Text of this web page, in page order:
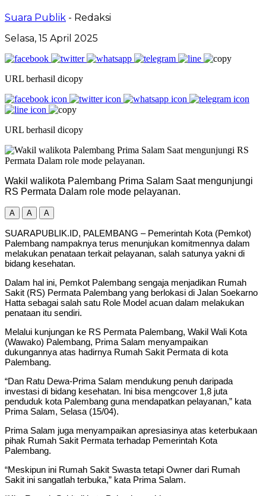
Suara Publik - Redaksi
Selasa, 15 April 2025
URL berhasil dicopy
URL berhasil dicopy
Wakil walikota Palembang Prima Salam Saat mengunjungi
RS Permata Dalam role mode pelayanan.
A A A
SUARAPUBLIK.ID, PALEMBANG – Pemerintah Kota (Pemkot)
Palembang nampaknya terus menunjukan komitmennya dalam
melakukan penataan terkait pelayanan, salah satunya yakni di
bidang kesehatan.
Dalam hal ini, Pemkot Palembang sengaja menjadikan Rumah
Sakit (RS) Permata Palembang yang berlokasi di Jalan Soekarno
Hatta sebagai salah satu Role Model acuan dalam melakukan
penataan itu sendiri.
Melalui kunjungan ke RS Permata Palembang, Wakil Wali Kota
(Wawako) Palembang, Prima Salam menyampaikan
dukungannya atas hadirnya Rumah Sakit Permata di kota
Palembang.
“Dan Ratu Dewa-Prima Salam mendukung penuh daripada
investasi di bidang kesehatan. Ini bisa mengcover 1,8 juta
penduduk kota Palembang guna mendapatkan pelayanan,” kata
Prima Salam, Selasa (15/04).
Prima Salam juga menyampaikan apresiasinya atas keterbukaan
pihak Rumah Sakit Permata terhadap Pemerintah Kota
Palembang.
“Meskipun ini Rumah Sakit Swasta tetapi Owner dari Rumah
Sakit ini sangatlah terbuka,” kata Prima Salam.